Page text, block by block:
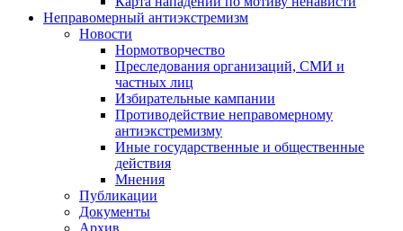
Неправомерный антиэкстремизм
Новости
Нормотворчество
Преследования организаций, СМИ и
частных лиц
Избирательные кампании
Противодействие неправомерному
антиэкстремизму
Иные государственные и общественные
действия
Мнения
Публикации
Документы
Архив